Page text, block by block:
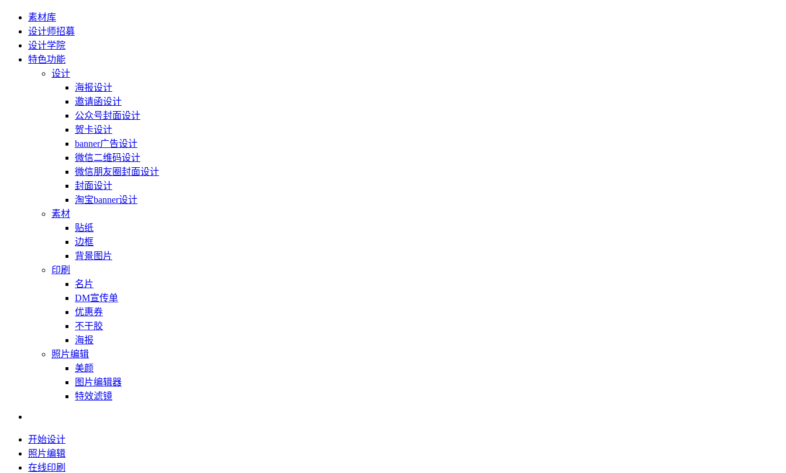
素材库
设计师招募
设计学院
特色功能
设计
海报设计
邀请函设计
公众号封面设计
贺卡设计
banner广告设计
微信二维码设计
微信朋友圈封面设计
封面设计
淘宝banner设计
素材
贴纸
边框
背景图片
印刷
名片
DM宣传单
优惠券
不干胶
海报
照片编辑
美颜
图片编辑器
特效滤镜
开始设计
照片编辑
在线印刷